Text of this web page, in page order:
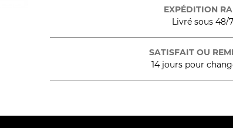
EXPÉDITION
Livré sous 48/
SATISFAIT OU
14 jours pour